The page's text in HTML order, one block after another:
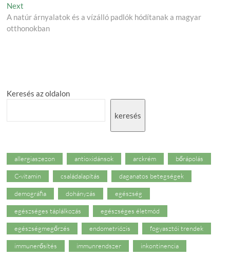
Next
post:
A natúr árnyalatok és a vízálló padlók hódítanak a magyar
otthonokban
Keresés az oldalon
keresés
allergiaszezon antioxidánsok arckrém bőrápolás
C-vitamin családalapítás daganatos betegségek
demográfia dohányzás egészség
egészséges táplálkozás egészséges életmód
egészségmegőrzés endometriózis fogyasztói trendek
immunerősítés immunrendszer inkontinencia